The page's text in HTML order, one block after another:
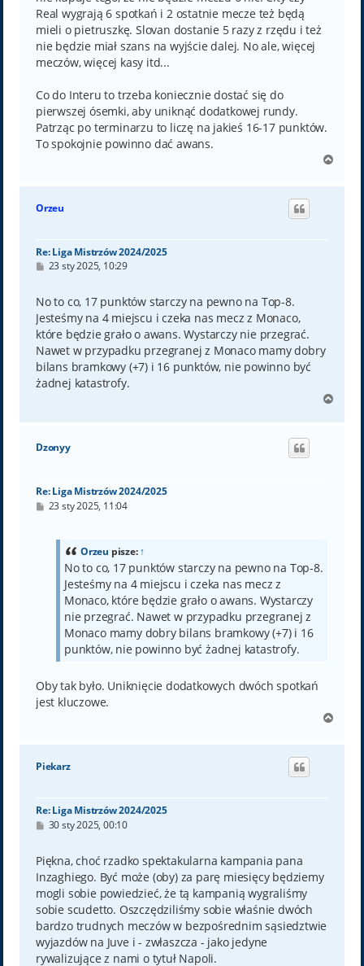
Real wygrają 6 spotkań i 2 ostatnie mecze też będą
mieli o pietruszkę. Slovan dostanie 5 razy z rzędu i też
nie będzie miał szans na wyjście dalej. No ale, więcej
meczów, więcej kasy itd...
Co do Interu to trzeba koniecznie dostać się do
pierwszej ósemki, aby uniknąć dodatkowej rundy.
Patrząc po terminarzu to liczę na jakieś 16-17 punktów.
To spokojnie powinno dać awans.
g
Orzeu
Re: Liga Mistrzów 2024/2025
P
t
23 sty 2025, 10:29
No to co, 17 punktów starczy na pewno na Top-8.
Jesteśmy na 4 miejscu i czeka nas mecz z Monaco,
które będzie grało o awans. Wystarczy nie przegrać.
Nawet w przypadku przegranej z Monaco mamy dobry
bilans bramkowy (+7) i 16 punktów, nie powinno być
żadnej katastrofy.
g
Dzonyy
Re: Liga Mistrzów 2024/2025
P23 sty 2025, 11:04
Orzeu pisze:↑
No to co, 17 punktów starczy na pewno na Top-8.
Jesteśmy na 4 miejscu i czeka nas mecz z
Monaco, które będzie grało o awans. Wystarczy
nie przegrać. Nawet w przypadku przegranej z
Monaco mamy dobry bilans bramkowy (+7) i 16
punktów, nie powinno być żadnej katastrofy.
Oby tak było. Uniknięcie dodatkowych dwóch spotkań
jest kluczowe.
g
Piekarz
Re: Liga Mistrzów 2024/2025
P
t
30 sty 2025, 00:10
Piękna, choć rzadko spektakularna kampania pana
Inzaghiego. Być może (oby) za parę miesięcy będziemy
mogli sobie powiedzieć, że tą kampanią wygraliśmy
sobie scudetto. Oszczędziliśmy sobie właśnie dwóch
bardzo trudnych meczów w bezpośrednim sąsiedztwie
wyjazdów na Juve i - zwłaszcza - jako jedyne
rywalizujące z nami o tytuł Napoli.